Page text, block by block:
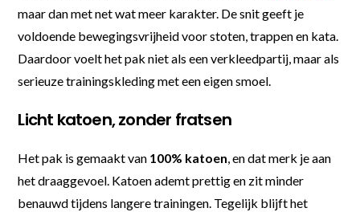
maar dan met net wat meer karakter. De snit geeft je
voldoende bewegingsvrijheid voor stoten, trappen en kata.
Daardoor voelt het pak niet als een verkleedpartij, maar als
serieuze trainingskleding met een eigen smoel.
Licht katoen, zonder fratsen
Het pak is gemaakt van 100% katoen, en dat merk je aan
het draaggevoel. Katoen ademt prettig en zit minder
benauwd tijdens langere trainingen. Tegelijk blijft het